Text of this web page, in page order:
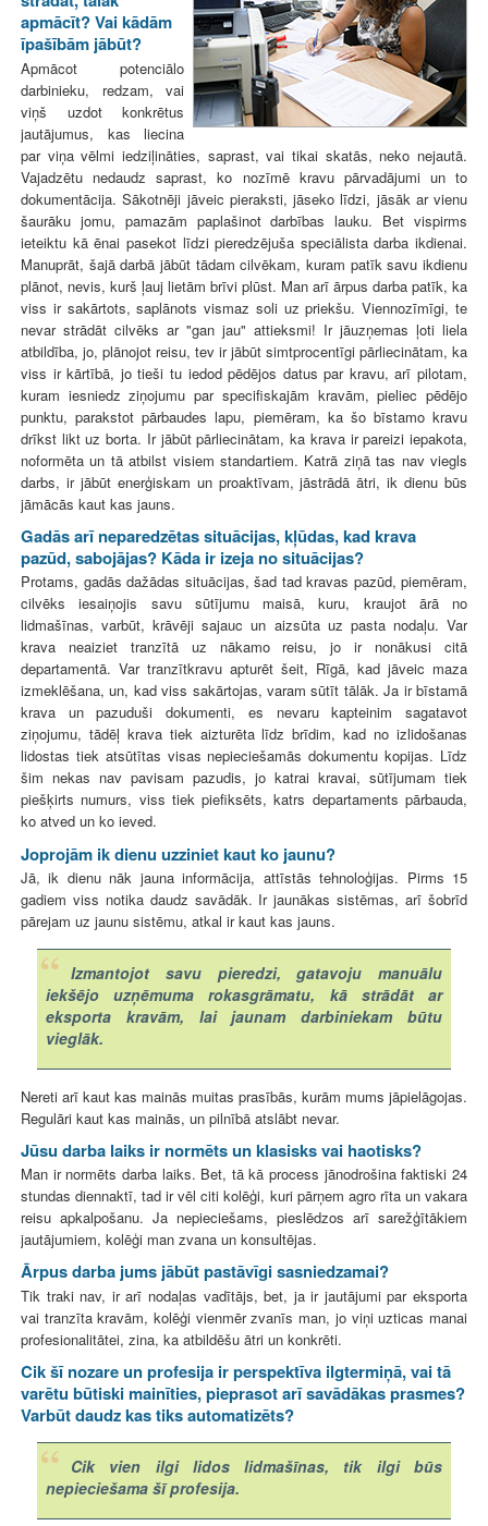
apmācīt? Vai kādām
īpašībām jābūt?
Apmācot potenciālo
darbinieku, redzam, vai
viņš uzdot konkrētus
jautājumus, kas liecina
par viņa vēlmi iedziļināties, saprast, vai tikai skatās, neko nejautā.
Vajadzētu nedaudz saprast, ko nozīmē kravu pārvadājumi un to
dokumentācija. Sākotnēji jāveic pieraksti, jāseko līdzi, jāsāk ar vienu
šaurāku jomu, pamazām paplašinot darbības lauku. Bet vispirms
ieteiktu kā ēnai pasekot līdzi pieredzējuša speciālista darba ikdienai.
Manuprāt, šajā darbā jābūt tādam cilvēkam, kuram patīk savu ikdienu
plānot, nevis, kurš ļauj lietām brīvi plūst. Man arī ārpus darba patīk, ka
viss ir sakārtots, saplānots vismaz soli uz priekšu. Viennozīmīgi, te
nevar strādāt cilvēks ar "gan jau" attieksmi! Ir jāuzņemas ļoti liela
atbildība, jo, plānojot reisu, tev ir jābūt simtprocentīgi pārliecinātam, ka
viss ir kārtībā, jo tieši tu iedod pēdējos datus par kravu, arī pilotam,
kuram iesniedz ziņojumu par specifiskajām kravām, pieliec pēdējo
punktu, parakstot pārbaudes lapu, piemēram, ka šo bīstamo kravu
drīkst likt uz borta. Ir jābūt pārliecinātam, ka krava ir pareizi iepakota,
noformēta un tā atbilst visiem standartiem. Katrā ziņā tas nav viegls
darbs, ir jābūt enerģiskam un proaktīvam, jāstrādā ātri, ik dienu būs
jāmācās kaut kas jauns.
Gadās arī neparedzētas situācijas, kļūdas, kad krava
pazūd, sabojājas? Kāda ir izeja no situācijas?
Protams, gadās dažādas situācijas, šad tad kravas pazūd, piemēram,
cilvēks iesaiņojis savu sūtījumu maisā, kuru, kraujot ārā no
lidmašīnas, varbūt, krāvēji sajauc un aizsūta uz pasta nodaļu. Var
krava neaiziet tranzītā uz nākamo reisu, jo ir nonākusi citā
departamentā. Var tranzītkravu apturēt šeit, Rīgā, kad jāveic maza
izmeklēšana, un, kad viss sakārtojas, varam sūtīt tālāk. Ja ir bīstamā
krava un pazuduši dokumenti, es nevaru kapteinim sagatavot
ziņojumu, tādēļ krava tiek aizturēta līdz brīdim, kad no izlidošanas
lidostas tiek atsūtītas visas nepieciešamās dokumentu kopijas. Līdz
šim nekas nav pavisam pazudis, jo katrai kravai, sūtījumam tiek
piešķirts numurs, viss tiek piefiksēts, katrs departaments pārbauda,
ko atved un ko ieved.
Joprojām ik dienu uzziniet kaut ko jaunu?
Jā, ik dienu nāk jauna informācija, attīstās tehnoloģijas. Pirms 15
gadiem viss notika daudz savādāk. Ir jaunākas sistēmas, arī šobrīd
pārejam uz jaunu sistēmu, atkal ir kaut kas jauns.
Izmantojot savu pieredzi, gatavoju manuālu
iekšējo uzņēmuma rokasgrāmatu, kā strādāt ar
eksporta kravām, lai jaunam darbiniekam būtu
vieglāk.
Nereti arī kaut kas mainās muitas prasībās, kurām mums jāpielāgojas.
Regulāri kaut kas mainās, un pilnībā atslābt nevar.
Jūsu darba laiks ir normēts un klasisks vai haotisks?
Man ir normēts darba laiks. Bet, tā kā process jānodrošina faktiski 24
stundas diennaktī, tad ir vēl citi kolēģi, kuri pārņem agro rīta un vakara
reisu apkalpošanu. Ja nepieciešams, pieslēdzos arī sarežģītākiem
jautājumiem, kolēģi man zvana un konsultējas.
Ārpus darba jums jābūt pastāvīgi sasniedzamai?
Tik traki nav, ir arī nodaļas vadītājs, bet, ja ir jautājumi par eksporta
vai tranzīta kravām, kolēģi vienmēr zvanīs man, jo viņi uzticas manai
profesionalitātei, zina, ka atbildēšu ātri un konkrēti.
Cik šī nozare un profesija ir perspektīva ilgtermiņā, vai tā
varētu būtiski mainīties, pieprasot arī savādākas prasmes?
Varbūt daudz kas tiks automatizēts?
Cik vien ilgi lidos lidmašīnas, tik ilgi būs
nepieciešama šī profesija.